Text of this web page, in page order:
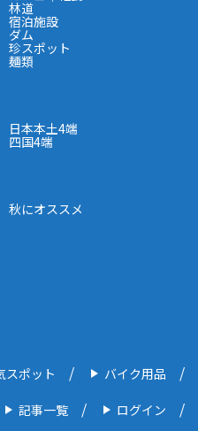
林道
宿泊施設
ダム
珍スポット
麺類
日本本土4端
四国4端
秋にオススメ
スポット バイク用品
記事一覧 ログイン